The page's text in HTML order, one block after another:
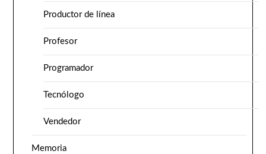
Productor de línea
Profesor
Programador
Tecnólogo
Vendedor
Memoria